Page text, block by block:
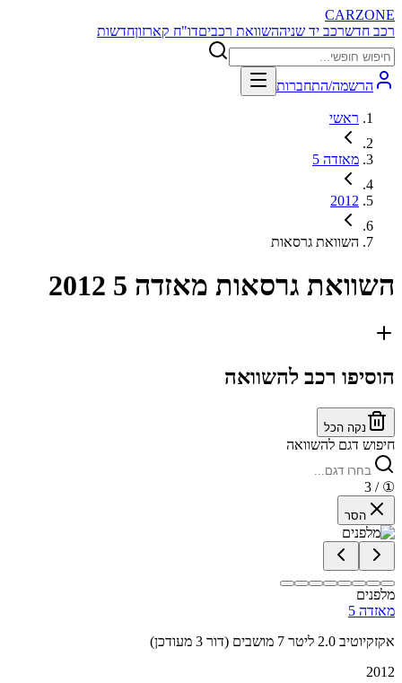
CARZONE
רכב חדשרכב יד שניההשוואת רכביםדו"ח קארזוןחדשות
הרשמה/התחברות
ראשי
מאזדה 5
2012
השוואת גרסאות
השוואת גרסאות מאזדה 5 2012
הוסיפו רכב להשוואה
נקה הכל
חיפוש דגם להשוואה
①
/ 3
הסר
מלפנים
מאזדה 5
אקזקיוטיב 2.0 ליטר 7 מושבים (דור 3 מעודכן)
2012